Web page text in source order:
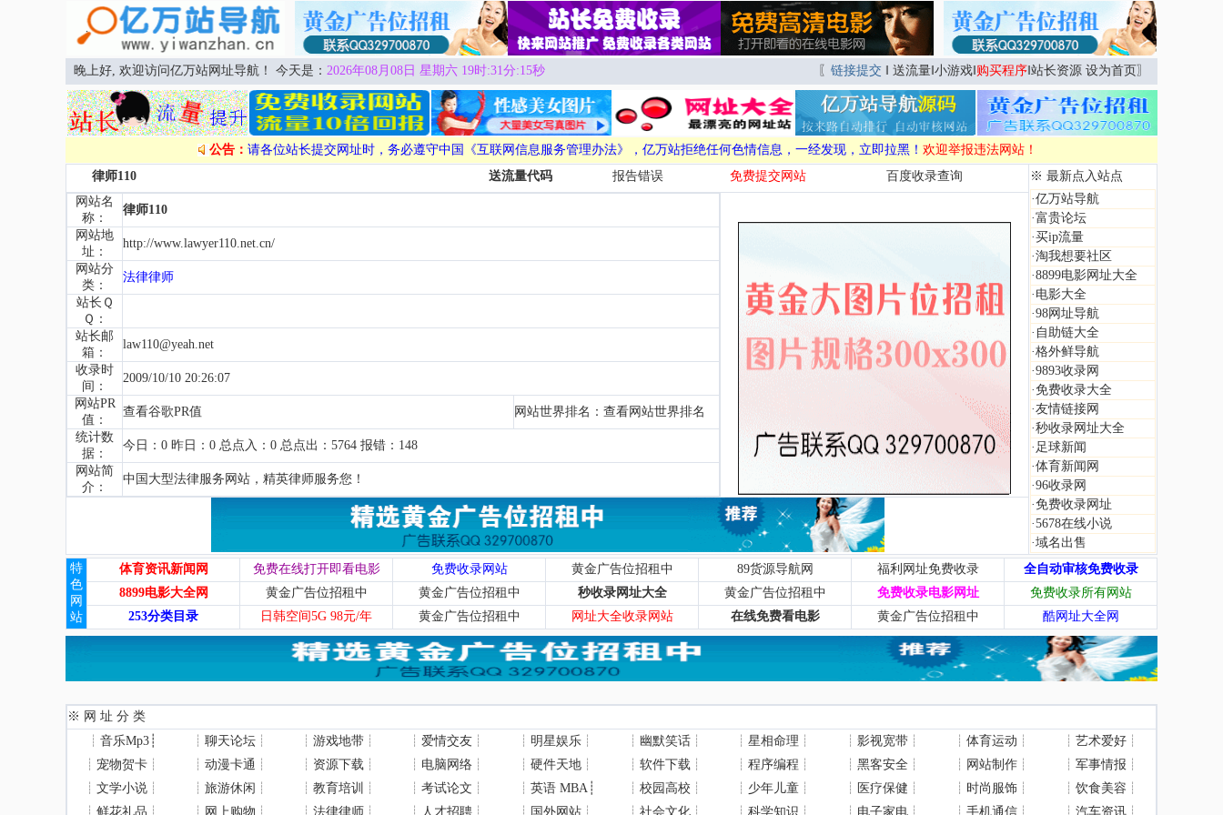
晚上好, 欢迎访问亿万站网址导航！ 今天是： 2026年08月08日 星期六 19时:31分:16秒 〖 链接提交 送流量 小游戏 购买程序 站长资源 设为首页〗
公告： 请各位站长提交网址时，务必遵守中国《互联网信息服务管理办法》，亿万站拒绝任何色情信息，一经发现，立即拉黑！ 欢迎举报违法网站！
律师110
送流量代码 报告错误 免费提交网站 百度收录查询
※ 最新点入站点
·亿万站导航
·富贵论坛
·买ip流量
·淘我想要社区
·8899电影网址大全
· 电影大全
·98网址导航
· 自助链大全
·格外鲜导航
·9893收录网
·免费收录大全
·友情链接网
·秒收录网址大全
· 足球新闻
·体育新闻网
·96收录网
·免费收录网址
·5678在线小说
·域名出售
网站名
称：
律师110
网站地
址：
http://www.lawyer110.net.cn/
网站分
类：
法律律师
站长Ｑ
Ｑ：
站长邮
箱：
law110@yeah.net
收录时
间：
2009/10/10 20:26:07
网站PR
值：
查看谷歌PR值 网站世界排名： 查看网站世界排名
统计数
据：
今日：0 昨日：0 总点入：0 总点出：5764 报错：148
网站简
介：
中国大型法律服务网站，精英律师服务您！
特
色
网
站
体育资讯新闻网 免费在线打开即看电影 免费收录网站 黄金广告位招租中 89货源导航网 福利网址免费收录
全自动审核免费收录
8899电影大全网
黄金广告位招租中 黄金广告位招租中 秒收录网址大全 黄金广告位招租中 免费收录电影网址
免费收录所有网站
253分类目录
日韩空间5G 98元/年 黄金广告位招租中 网址大全收录网站 在线免费看电影 黄金广告位招租中 酷网址大全网
※ 网 址 分 类
┊ 音乐Mp3 ┊ ┊ 聊天论坛 ┊ ┊ 游戏地带 ┊ ┊ 爱情交友 ┊ ┊ 明星娱乐 ┊ ┊ 幽默笑话 ┊ ┊ 星相命理 ┊ ┊ 影视宽带┊ ┊ 体育运动 ┊ ┊ 艺术爱好┊
┊ 宠物贺卡 ┊ ┊ 动漫卡通 ┊ ┊ 资源下载 ┊ ┊ 电脑网络 ┊ ┊ 硬件天地 ┊ ┊ 软件下载 ┊ ┊ 程序编程 ┊ ┊ 黑客安全┊ ┊ 网站制作┊ ┊ 军事情报 ┊
┊ 文学小说 ┊ ┊ 旅游休闲 ┊ ┊ 教育培训 ┊ ┊ 考试论文 ┊ ┊ 英语 MBA┊ ┊ 校园高校 ┊ ┊ 少年儿童 ┊ ┊ 医疗保健 ┊ ┊ 时尚服饰┊ ┊ 饮食美容 ┊
┊ 鲜花礼品 ┊ ┊ 网上购物 ┊ ┊ 法律律师 ┊ ┊ 人才招聘 ┊ ┊ 国外网站 ┊ ┊ 社会文化 ┊ ┊ 科学知识 ┊ ┊ 电子家电┊ ┊ 手机通信┊ ┊ 汽车资讯┊